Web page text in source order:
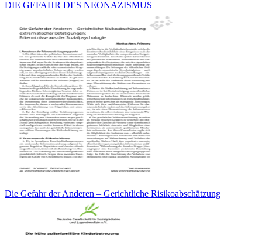
DIE GEFAHR DES NEONAZISMUS
Die Gefahr der Anderen – Gerichtliche Risikoabschätzung